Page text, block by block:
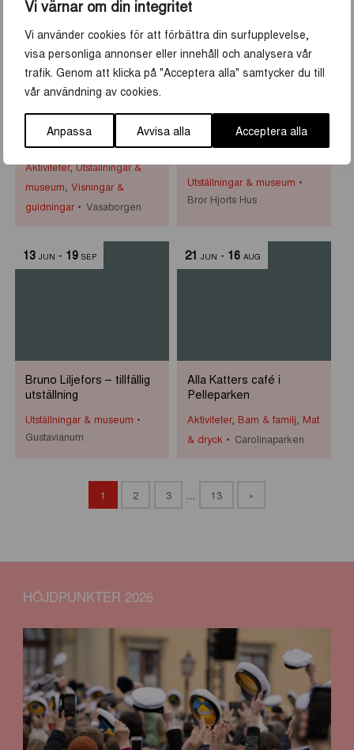
Vi värnar om din integritet
Vi använder cookies för att förbättra din surfupplevelse,
visa personliga annonser eller innehåll och analysera vår
trafik. Genom att klicka på "Acceptera alla" samtycker du till
vår användning av cookies.
Anpassa Avvisa alla Acceptera alla
JUN AUG
Historiska visningar i
Vasaborgen
Aktiviteter,Utställningar &
museum, Visningar &
guidningar
Vasaborgen
Primus Mortimer
Pettersson på Bror
Utställningar & museum
Bror Hjorts Hus
13 JUN - 19 SEP
Bruno Liljefors – tillfällig
utställning
Utställningar & museum
Gustavianum
21 JUN - 16 AUG
Alla Katters café i
Pelleparken
Aktiviteter, Barn & familj Mat
& dryck
Carolinaparken
1 2 3 13 »
HÖJDPUNKTER 2026